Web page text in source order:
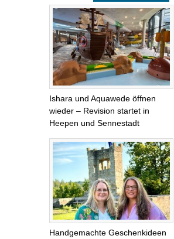
Ishara und Aquawede öffnen
wieder – Revision startet in
Heepen und Sennestadt
Handgemachte Geschenkideen